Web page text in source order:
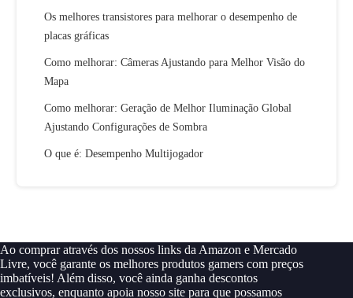
Os melhores transistores para melhorar o desempenho de
placas gráficas
Como melhorar: Câmeras Ajustando para Melhor Visão do
Mapa
Como melhorar: Geração de Melhor Iluminação Global
Ajustando Configurações de Sombra
O que é: Desempenho Multijogador
Ao comprar através dos nossos links da Amazon e Mercado
Livre, você garante os melhores produtos gamers com preços
imbatíveis! Além disso, você ainda ganha descontos
exclusivos, enquanto apoia nosso site para que possamos